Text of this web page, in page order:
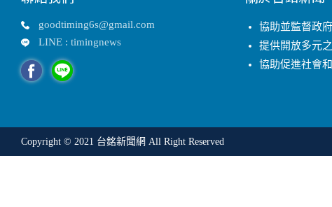
goodtiming6s@gmail.com
LINE : timingnews
協助並監督政
提供開放多元
協助促進社會
Copyright © 2021 台銘新聞網 All Right Reserved